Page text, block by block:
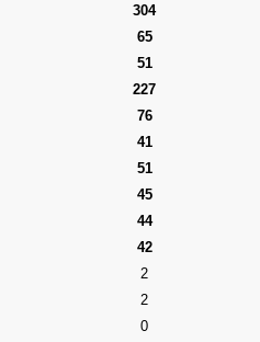
304
65
51
227
76
41
51
45
44
42
2
2
0